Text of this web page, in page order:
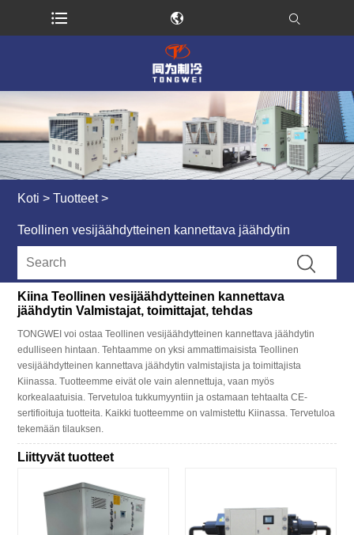
Koti > Tuotteet >
Teollinen vesijäähdytteinen kannettava jäähdytin
Kiina Teollinen vesijäähdytteinen kannettava
jäähdytin Valmistajat, toimittajat, tehdas
TONGWEI voi ostaa Teollinen vesijäähdytteinen kannettava jäähdytin
edulliseen hintaan. Tehtaamme on yksi ammattimaisista Teollinen
vesijäähdytteinen kannettava jäähdytin valmistajista ja toimittajista
Kiinassa. Tuotteemme eivät ole vain alennettuja, vaan myös
korkealaatuisia. Tervetuloa tukkumyyntiin ja ostamaan tehtaalta CE-
sertifioituja tuotteita. Kaikki tuotteemme on valmistettu Kiinassa. Tervetuloa
tekemään tilauksen.
Liittyvät tuotteet